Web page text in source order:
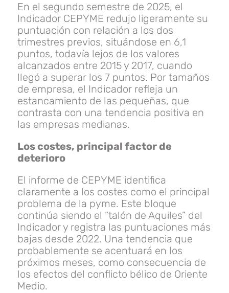
En el segundo semestre de 2025, el
Indicador CEPYME redujo ligeramente su
pun­tuación con relación a los dos
trimestres previos, situándose en 6,1
puntos, todavía lejos de los valores
alcanzados entre 2015 y 2017, cuando
llegó a superar los 7 puntos. Por tamaños
de empresa, el Indicador refleja un
estancamiento de las pequeñas, que
contrasta con una tendencia positiva en
las empresas medianas.
Los costes, principal factor de
deterioro
El informe de CEPYME identifica
claramente a los costes como el principal
problema de la pyme. Este bloque
continúa siendo el “talón de Aquiles” del
Indicador y registra las puntuaciones más
bajas desde 2022. Una tendencia que
probablemente se acentuará en los
próximos meses, como consecuencia de
los efectos del conflicto bélico de Oriente
Medio.